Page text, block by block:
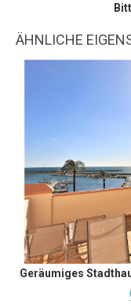
ÄHNLICHE
Geräumiges